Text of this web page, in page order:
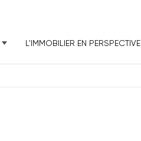
L'IMMOBILIER EN PERSPECTIVE